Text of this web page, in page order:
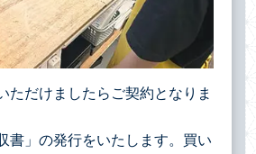
ただけましたらご契約となりま
書」の発行をいたします。買い